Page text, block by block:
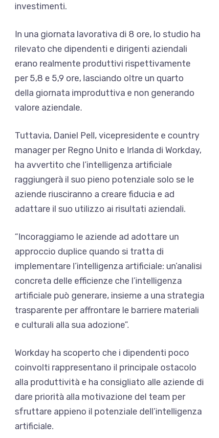
investimenti.
In una giornata lavorativa di 8 ore, lo studio ha
rilevato che dipendenti e dirigenti aziendali
erano realmente produttivi rispettivamente
per 5,8 e 5,9 ore, lasciando oltre un quarto
della giornata improduttiva e non generando
valore aziendale.
Tuttavia, Daniel Pell, vicepresidente e country
manager per Regno Unito e Irlanda di Workday,
ha avvertito che l’intelligenza artificiale
raggiungerà il suo pieno potenziale solo se le
aziende riusciranno a creare fiducia e ad
adattare il suo utilizzo ai risultati aziendali.
“Incoraggiamo le aziende ad adottare un
approccio duplice quando si tratta di
implementare l’intelligenza artificiale: un’analisi
concreta delle efficienze che l’intelligenza
artificiale può generare, insieme a una strategia
trasparente per affrontare le barriere materiali
e culturali alla sua adozione”.
Workday ha scoperto che i dipendenti poco
coinvolti rappresentano il principale ostacolo
alla produttività e ha consigliato alle aziende di
dare priorità alla motivazione del team per
sfruttare appieno il potenziale dell’intelligenza
artificiale.